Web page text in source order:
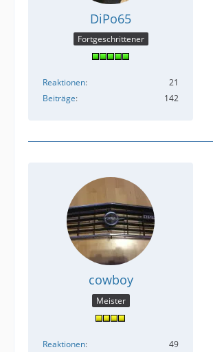
DiPo65
Fortgeschrittener
Reaktionen
21
Beiträge
142
cowboy
Meister
Reaktionen
49